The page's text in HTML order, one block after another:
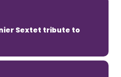
Sextet tribute to